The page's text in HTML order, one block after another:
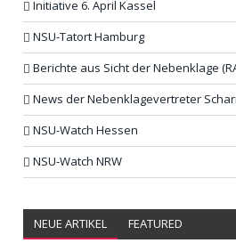
Initiative 6. April Kassel
NSU-Tatort Hamburg
Berichte aus Sicht der Nebenklage
News der Nebenklagevertreter
NSU-Watch Hessen
NSU-Watch NRW
NEUE ARTIKEL FEATURED